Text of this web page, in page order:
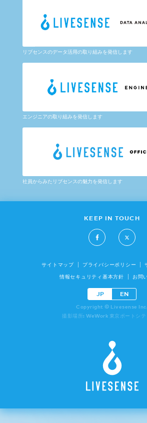
リブセンスのデータ活用の取り組みを発信します
エンジニアの取り組みを発信します
社員からみたリブセンスの魅力を発信します
KEEP IN TOUCH
サイトマップ プライバシーポリシー
情報セキュリティ基本方針 お問
JP EN
Copyright © Livesense Inc.
撮影場所: WeWork 東京ポートシテ